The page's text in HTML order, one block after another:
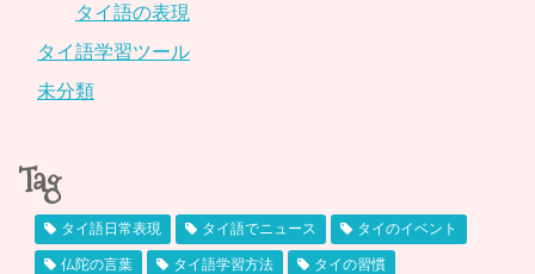
タイ語の表現
タイ語学習ツール
未分類
Tag
タイ語日常表現 タイ語でニュース タイのイベント
仏陀の言葉 タイ語学習方法 タイの習慣